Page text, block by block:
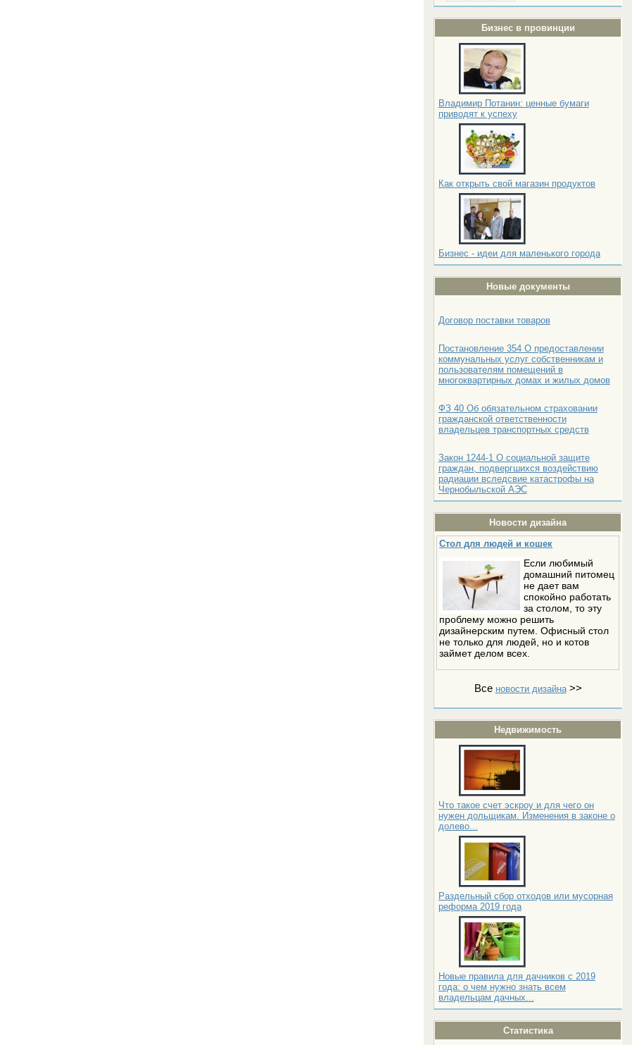
Бизнес в провинции
Владимир Потанин: ценные бумаги
приводят к успеху
Как открыть свой магазин продуктов
Бизнес - идеи для маленького города
Новые документы
Договор поставки товаров
Постановление 354 О предоставлении
коммунальных услуг собственникам и
пользователям помещений в
многоквартирных домах и жилых домов
ФЗ 40 Об обязательном страховании
гражданской ответственности
владельцев транспортных средств
Закон 1244-1 О социальной защите
граждан, подвергшихся воздействию
радиации вследсвие катастрофы на
Чернобыльской АЭС
Новости дизайна
Стол для людей и кошек
Если любимый
домашний питомец
не дает вам
спокойно работать
за столом, то эту
проблему можно решить
дизайнерским путем. Офисный стол
не только для людей, но и котов
займет делом всех.
Все новости дизайна>>
Недвижимость
Что такое счет эскроу и для чего он
нужен дольщикам. Изменения в законе о
долево...
Раздельный сбор отходов или мусорная
реформа 2019 года
Новые правила для дачников с 2019
года: о чем нужно знать всем
владельцам дачных...
Статистика